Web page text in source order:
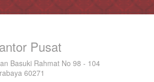
Pusat
Basuki Rahmat No 98 - 104
60271